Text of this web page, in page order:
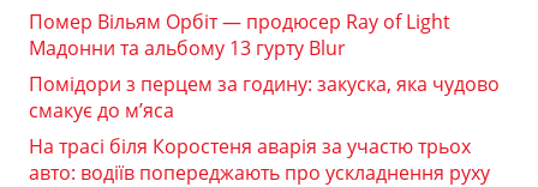
Помер Вільям Орбіт — продюсер Ray of Light
Мадонни та альбому 13 гурту Blur
Помідори з перцем за годину: закуска, яка чудово
смакує до м’яса
На трасі біля Коростеня аварія за участю трьох
авто: водіїв попереджають про ускладнення руху